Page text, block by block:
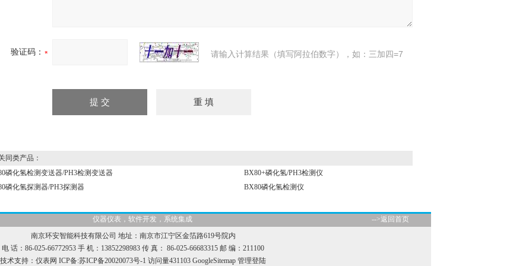
验证码： 请输入计算结果（填写阿拉伯数字），如：三加四=7
同类产品：
磷化氢检测变送器/PH3检测变送器
BX80+磷化氢/PH3检测仪
磷化氢探测器/PH3探测器
BX80磷化氢检测仪
仪器仪表，软件开发，系统集成
-->返回首页
南京环安智能科技有限公司 地址：南京市江宁区金箔路619号院内
电 话：86-025-66772953 手 机：13852298983 传 真： 86-025-66683315 邮 编：211100
技术支持： 仪表网 ICP备:苏ICP备20020073号-1 访问量431103 GoogleSitemap 管理登陆